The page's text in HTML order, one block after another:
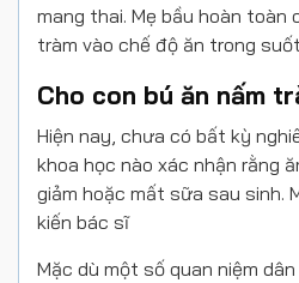
mang thai. Mẹ bầu hoàn toàn
tràm vào chế độ ăn trong
Cho con bú ăn nấm
Hiện nay, chưa có bất kỳ
khoa học nào xác nhận rằng
giảm hoặc mất sữa sau sinh.
kiến bác sĩ
Mặc dù một số quan niệm